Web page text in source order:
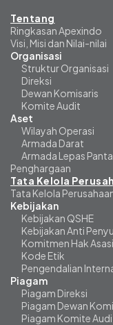
Tentang
Ringkasan Apexindo
Visi, Misi dan Nilai-nilai
Organisasi
Struktur Organisasi
Direksi
Dewan Komisaris
Komite Audit
Aset
Wilayah Operasi
Armada Darat
Armada Lepas
Penghargaan
Tata Kelola
Tata Kelola
Kebijakan
Kebijakan QSHE
Kebijakan Anti
Komitmen Hak
Kode Etik
Pengendalian
Piagam
Piagam Direksi
Piagam Dewan
Piagam Komite